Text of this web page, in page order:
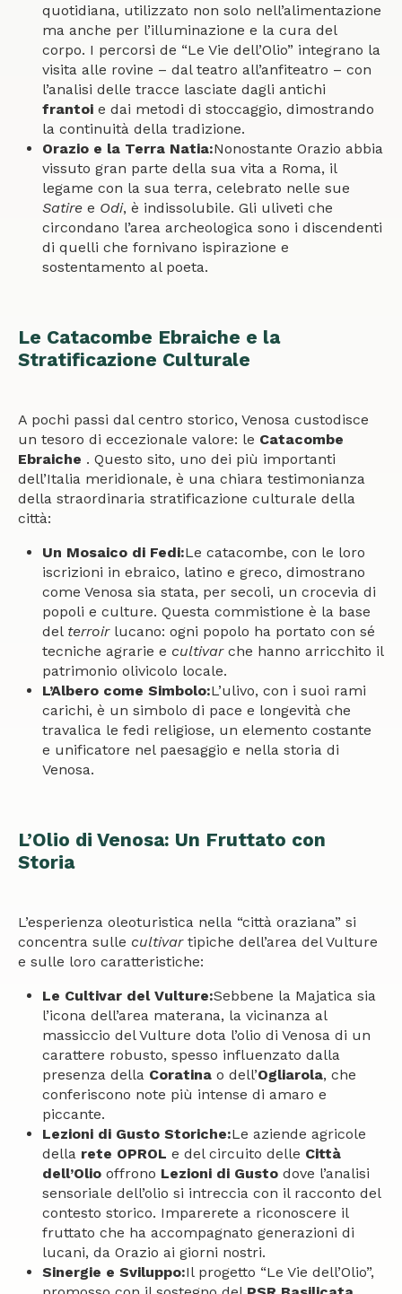
quotidiana, utilizzato non solo nell’alimentazione
ma anche per l’illuminazione e la cura del
corpo. I percorsi de “Le Vie dell’Olio” integrano la
visita alle rovine – dal teatro all’anfiteatro – con
l’analisi delle tracce lasciate dagli antichi
frantoi e dai metodi di stoccaggio, dimostrando
la continuità della tradizione.
Orazio e la Terra Natia:Nonostante Orazio abbia
vissuto gran parte della sua vita a Roma, il
legame con la sua terra, celebrato nelle sue
Satire e Odi, è indissolubile. Gli uliveti che
circondano l’area archeologica sono i discendenti
di quelli che fornivano ispirazione e
sostentamento al poeta.
Le Catacombe Ebraiche e la
Stratificazione Culturale
A pochi passi dal centro storico, Venosa custodisce
un tesoro di eccezionale valore: le Catacombe
Ebraiche . Questo sito, uno dei più importanti
dell’Italia meridionale, è una chiara testimonianza
della straordinaria stratificazione culturale della
città:
Un Mosaico di Fedi:Le catacombe, con le loro
iscrizioni in ebraico, latino e greco, dimostrano
come Venosa sia stata, per secoli, un crocevia di
popoli e culture. Questa commistione è la base
del terroirlucano: ogni popolo ha portato con sé
tecniche agrarie e cultivarche hanno arricchito il
patrimonio olivicolo locale.
L’Albero come Simbolo:L’ulivo, con i suoi rami
carichi, è un simbolo di pace e longevità che
travalica le fedi religiose, un elemento costante
e unificatore nel paesaggio e nella storia di
Venosa.
L’Olio di Venosa: Un Fruttato con
Storia
L’esperienza oleoturistica nella “città oraziana” si
concentra sulle cultivartipiche dell’area del Vulture
e sulle loro caratteristiche:
Le Cultivar del Vulture:Sebbene la Majatica sia
l’icona dell’area materana, la vicinanza al
massiccio del Vulture dota l’olio di Venosa di un
carattere robusto, spesso influenzato dalla
presenza della Coratina o dell’Ogliarola, che
conferiscono note più intense di amaro e
piccante.
Lezioni di Gusto Storiche:Le aziende agricole
della rete OPROL e del circuito delle Città
dell’Olio offrono Lezioni di Gusto dove l’analisi
sensoriale dell’olio si intreccia con il racconto del
contesto storico. Imparerete a riconoscere il
fruttato che ha accompagnato generazioni di
lucani, da Orazio ai giorni nostri.
Sinergie e Sviluppo:Il progetto “Le Vie dell’Olio”,